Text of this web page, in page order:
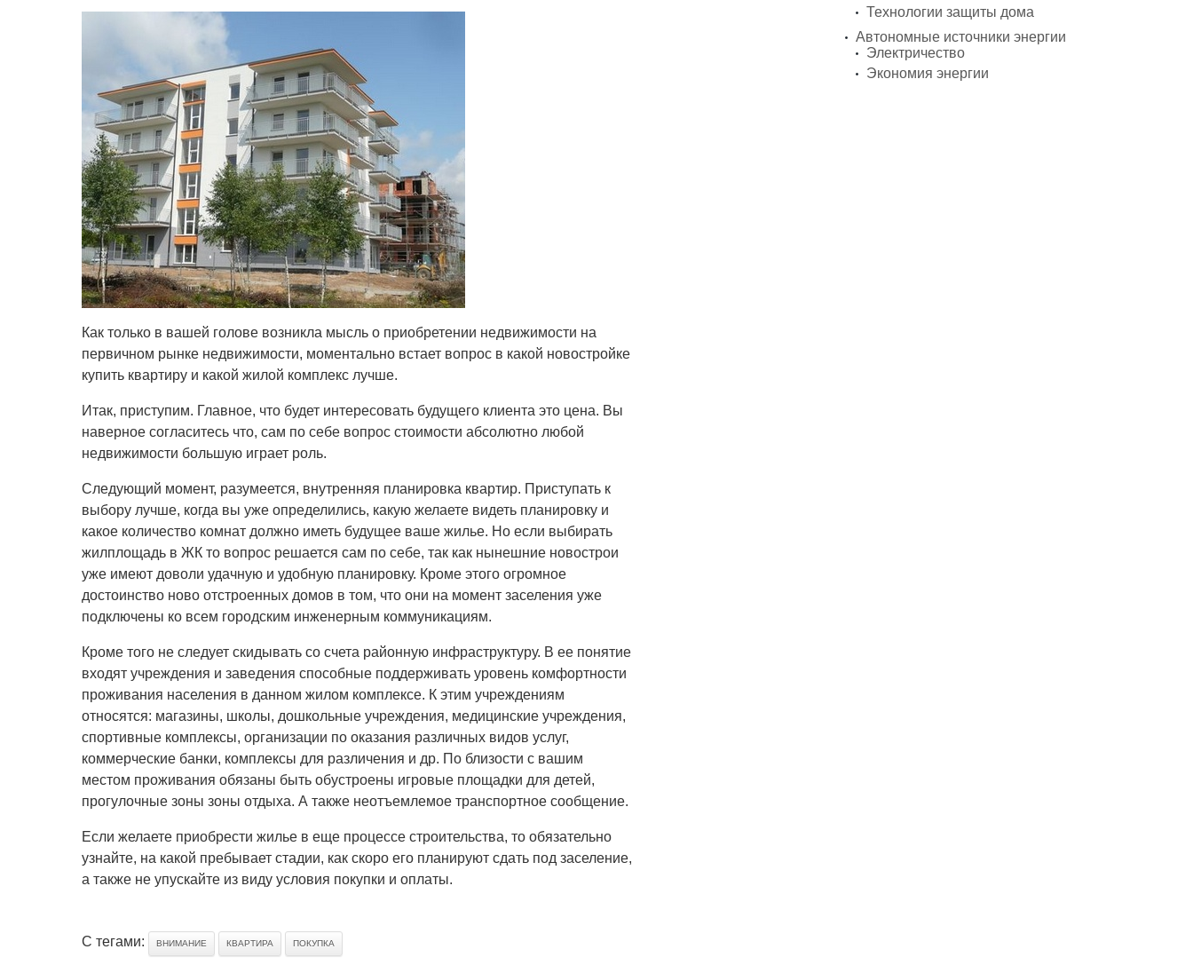
Как только в вашей голове возникла мысль о приобретении недвижимости на
первичном рынке недвижимости, моментально встает вопрос в какой новостройке
купить квартиру и какой жилой комплекс лучше.
Итак, приступим. Главное, что будет интересовать будущего клиента это цена. Вы
наверное согласитесь что, сам по себе вопрос стоимости абсолютно любой
недвижимости большую играет роль.
Следующий момент, разумеется, внутренняя планировка квартир. Приступать к
выбору лучше, когда вы уже определились, какую желаете видеть планировку и
какое количество комнат должно иметь будущее ваше жилье. Но если выбирать
жилплощадь в ЖК то вопрос решается сам по себе, так как нынешние новострои
уже имеют доволи удачную и удобную планировку. Кроме этого огромное
достоинство ново отстроенных домов в том, что они на момент заселения уже
подключены ко всем городским инженерным коммуникациям.
Кроме того не следует скидывать со счета районную инфраструктуру. В ее понятие
входят учреждения и заведения способные поддерживать уровень комфортности
проживания населения в данном жилом комплексе. К этим учреждениям
относятся: магазины, школы, дошкольные учреждения, медицинские учреждения,
спортивные комплексы, организации по оказания различных видов услуг,
коммерческие банки, комплексы для различения и др. По близости с вашим
местом проживания обязаны быть обустроены игровые площадки для детей,
прогулочные зоны зоны отдыха. А также неотъемлемое транспортное сообщение.
Если желаете приобрести жилье в еще процессе строительства, то обязательно
узнайте, на какой пребывает стадии, как скоро его планируют сдать под заселение,
а также не упускайте из виду условия покупки и оплаты.
С тегами: ВНИМАНИЕ КВАРТИРА ПОКУПКА
Технологии защиты дома
Автономные источники энергии
Электричество
Экономия энергии